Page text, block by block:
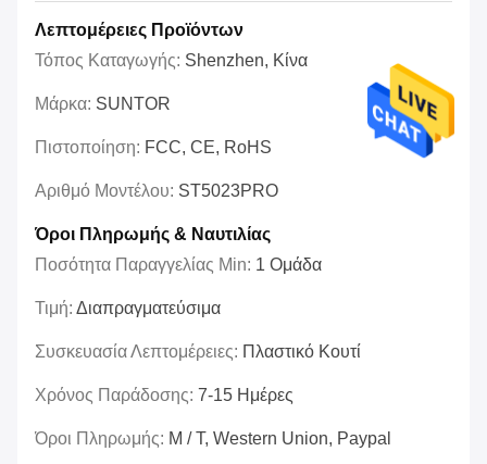
Λεπτομέρειες Προϊόντων
Τόπος Καταγωγής: Shenzhen, Κίνα
Μάρκα: SUNTOR
Πιστοποίηση: FCC, CE, RoHS
Αριθμό Μοντέλου: ST5023PRO
Όροι Πληρωμής & Ναυτιλίας
Ποσότητα Παραγγελίας Min: 1 Ομάδα
Τιμή: Διαπραγματεύσιμα
Συσκευασία Λεπτομέρειες: Πλαστικό Κουτί
Χρόνος Παράδοσης: 7-15 Ημέρες
Όροι Πληρωμής: Μ / Τ, Western Union, Paypal